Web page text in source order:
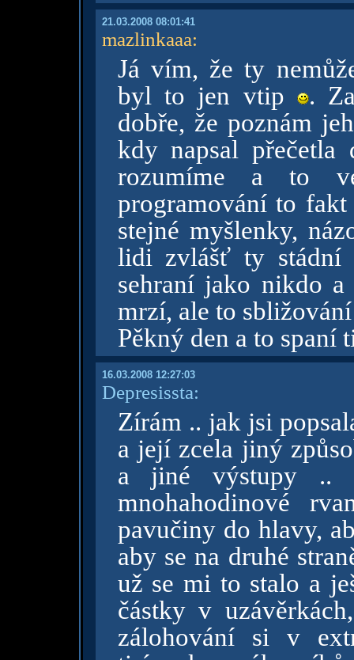
21.03.2008 08:01:41
mazlinkaaa:
Já vím, že ty
byl to jen vtip
.
dobře, že poznám
kdy napsal
rozumíme a to
programování to
stejné myšlenky,
lidi zvlášť ty stádní
sehraní jako nikdo
mrzí, ale to
Pěkný den a to spaní
16.03.2008 12:27:03
Depresissta:
Zírám .. jak jsi
a její zcela jiný
a jiné výstupy ..
mnohahodinové
pavučiny do hlavy,
aby se na druhé
už se mi to stalo a
částky v
zálohování si v